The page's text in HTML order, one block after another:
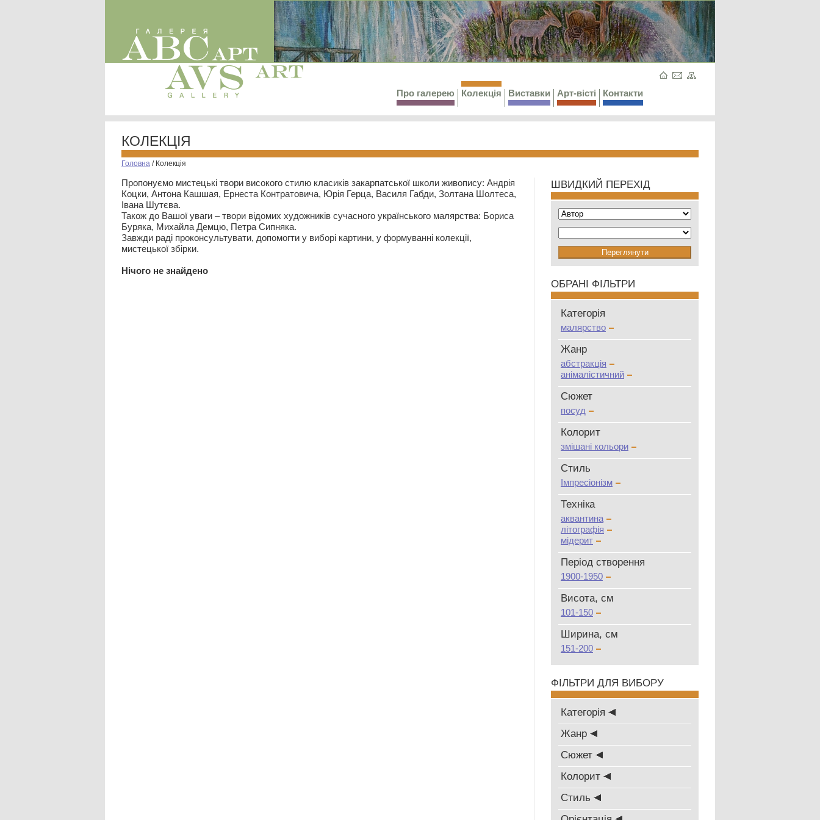
Про галерею Колекція Виставки Арт-вісті Контакти
КОЛЕКЦІЯ
Головна / Колекція
Пропонуємо мистецькі твори високого стилю класиків закарпатської школи живопису: Андрія
Коцки, Антона Кашшая, Ернеста Контратовича, Юрія Герца, Василя Габди, Золтана Шолтеса,
Івана Шутєва.
Також до Вашої уваги – твори відомих художників сучасного українського малярства: Бориса
Буряка, Михайла Демцю, Петра Сипняка.
Завжди раді проконсультувати, допомогти у виборі картини, у формуванні колекції,
мистецької збірки.
Нiчого не знайдено
ШВИДКИЙ ПЕРЕХІД
ОБРАНІ ФІЛЬТРИ
Категорія
малярство
Жанр
абстракція
анімалістичний
Сюжет
посуд
Колорит
змішані кольори
Стиль
Імпресіонізм
Техніка
аквантина
літографія
мідерит
Період створення
1900-1950
Висота, см
101-150
Ширина, см
151-200
ФІЛЬТРИ ДЛЯ ВИБОРУ
Категорія
Жанр
Сюжет
Колорит
Стиль